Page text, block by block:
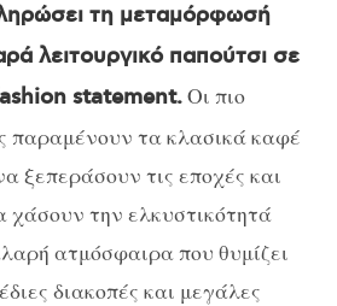
τη μεταμόρφωσή
λειτουργικό παπούτσι σε
statement.Οι πιο
παραμένουν τα κλασικά καφέ
ξεπεράσουν τις εποχές και
χάσουν την ελκυστικότητά
ατμόσφαιρα που θυμίζει
διακοπές και μεγάλες